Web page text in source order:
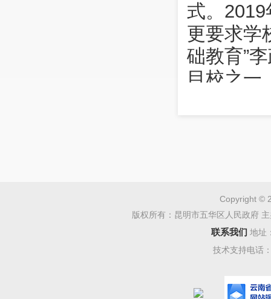
式。
更要求学
础教育”
目校之一
孩子需
Copyright ©
版权所有：昆明市五华区人民政府
联系我们 地址
技术支持电话